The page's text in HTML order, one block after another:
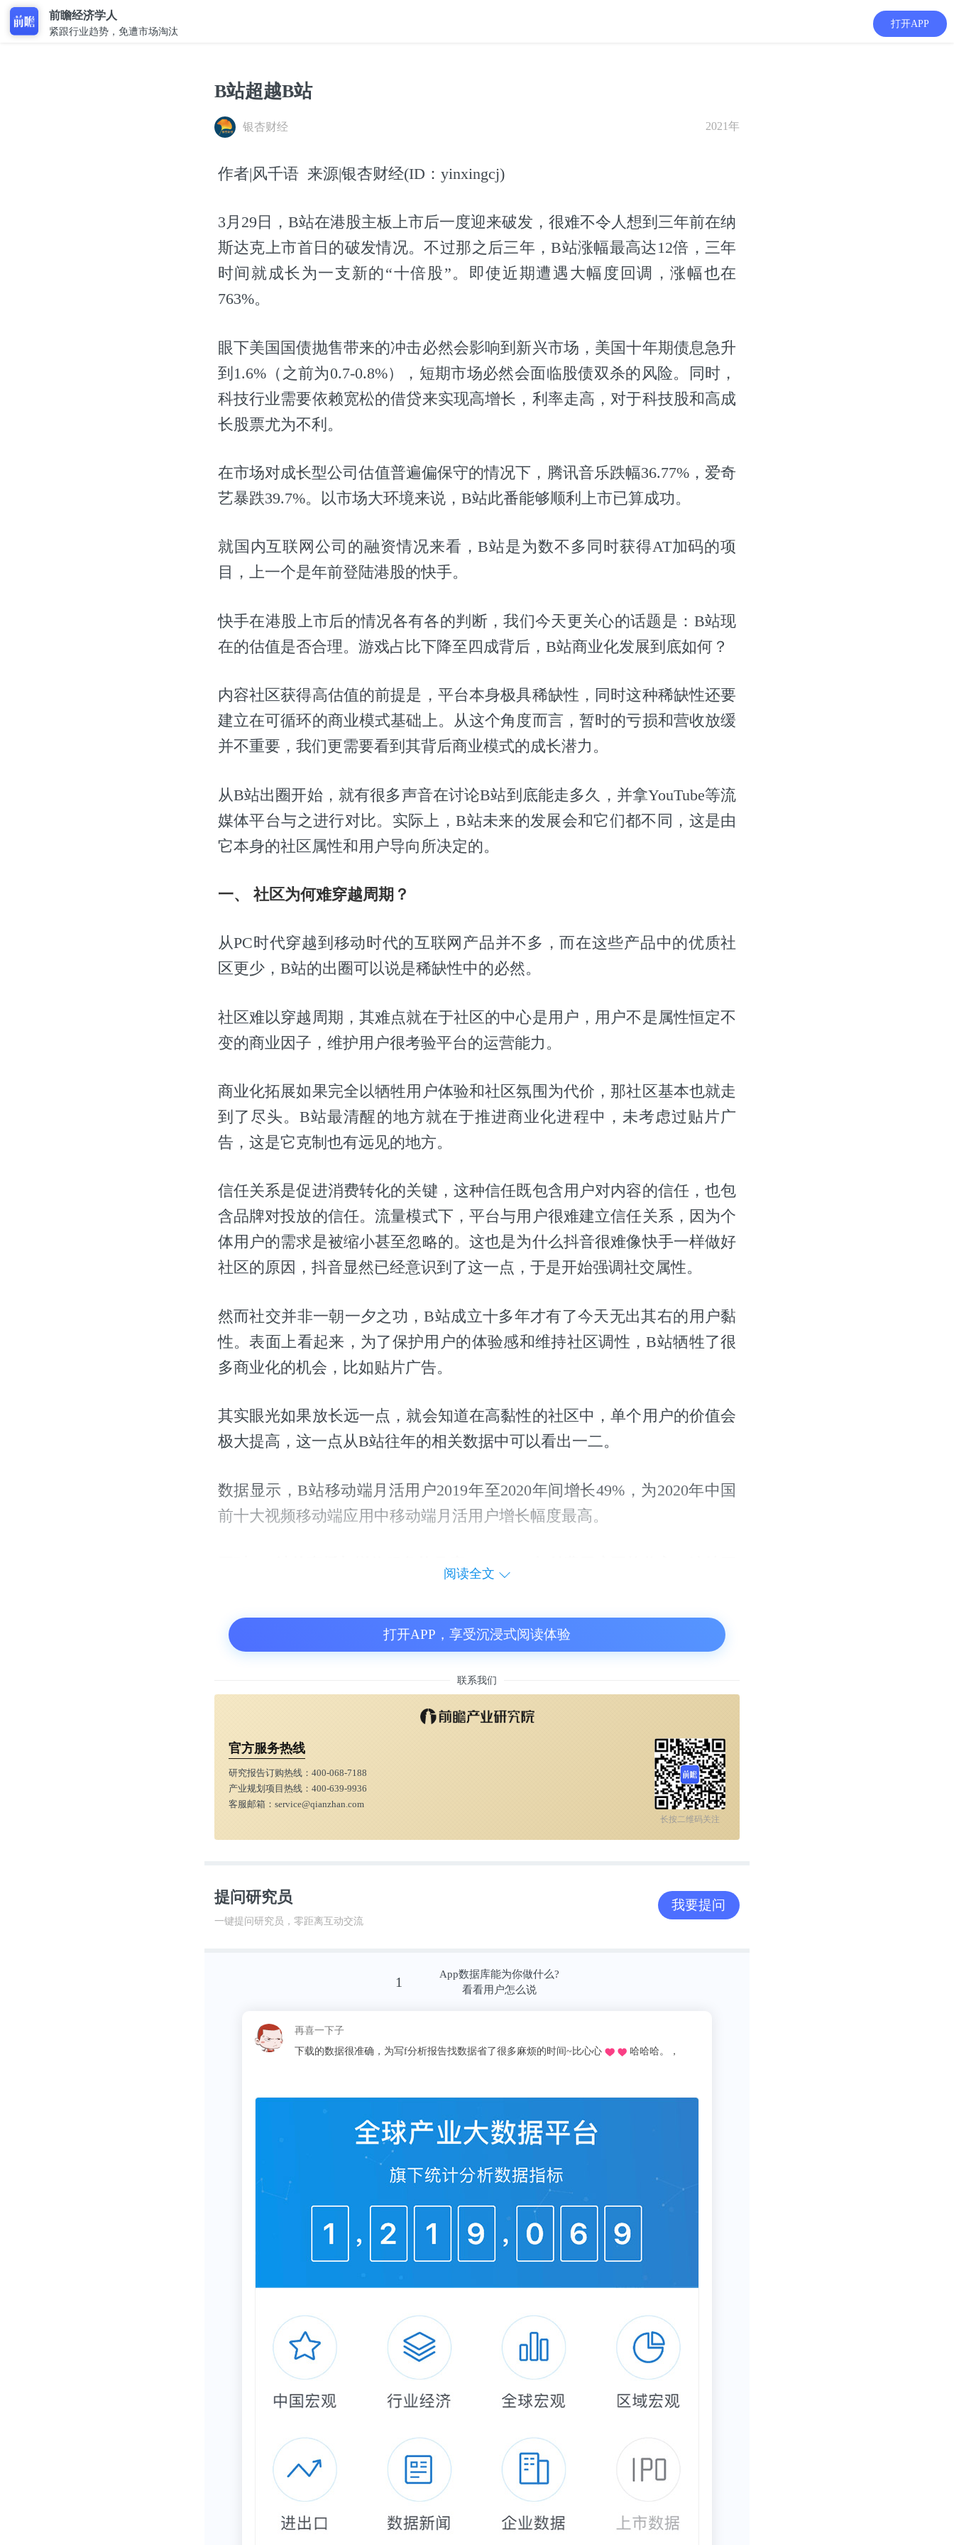
前瞻经济学人
紧跟行业趋势，免遭市场淘汰
打开APP
B站超越B站
银杏财经 2021年
作者|风千语 来源|银杏财经(ID：yinxingcj)
3月29日，B站在港股主板上市后一度迎来破发，很难不令人想到三年前在纳
斯达克上市首日的破发情况。不过那之后三年，B站涨幅最高达12倍，三年
时间就成长为一支新的“十倍股”。即使近期遭遇大幅度回调，涨幅也在
763%。
眼下美国国债抛售带来的冲击必然会影响到新兴市场，美国十年期债息急升
到1.6%（之前为0.7-0.8%），短期市场必然会面临股债双杀的风险。同时，
科技行业需要依赖宽松的借贷来实现高增长，利率走高，对于科技股和高成
长股票尤为不利。
在市场对成长型公司估值普遍偏保守的情况下，腾讯音乐跌幅36.77%，爱奇
艺暴跌39.7%。以市场大环境来说，B站此番能够顺利上市已算成功。
就国内互联网公司的融资情况来看，B站是为数不多同时获得AT加码的项
目，上一个是年前登陆港股的快手。
快手在港股上市后的情况各有各的判断，我们今天更关心的话题是：B站现
在的估值是否合理。游戏占比下降至四成背后，B站商业化发展到底如何？
内容社区获得高估值的前提是，平台本身极具稀缺性，同时这种稀缺性还要
建立在可循环的商业模式基础上。从这个角度而言，暂时的亏损和营收放缓
并不重要，我们更需要看到其背后商业模式的成长潜力。
从B站出圈开始，就有很多声音在讨论B站到底能走多久，并拿YouTube等流
媒体平台与之进行对比。实际上，B站未来的发展会和它们都不同，这是由
它本身的社区属性和用户导向所决定的。
一、 社区为何难穿越周期？
从PC时代穿越到移动时代的互联网产品并不多，而在这些产品中的优质社
区更少，B站的出圈可以说是稀缺性中的必然。
社区难以穿越周期，其难点就在于社区的中心是用户，用户不是属性恒定不
变的商业因子，维护用户很考验平台的运营能力。
商业化拓展如果完全以牺牲用户体验和社区氛围为代价，那社区基本也就走
到了尽头。B站最清醒的地方就在于推进商业化进程中，未考虑过贴片广
告，这是它克制也有远见的地方。
信任关系是促进消费转化的关键，这种信任既包含用户对内容的信任，也包
含品牌对投放的信任。流量模式下，平台与用户很难建立信任关系，因为个
体用户的需求是被缩小甚至忽略的。这也是为什么抖音很难像快手一样做好
社区的原因，抖音显然已经意识到了这一点，于是开始强调社交属性。
然而社交并非一朝一夕之功，B站成立十多年才有了今天无出其右的用户黏
性。表面上看起来，为了保护用户的体验感和维持社区调性，B站牺牲了很
多商业化的机会，比如贴片广告。
其实眼光如果放长远一点，就会知道在高黏性的社区中，单个用户的价值会
极大提高，这一点从B站往年的相关数据中可以看出一二。
数据显示，B站移动端月活用户2019年至2020年间增长49%，为2020年中国
前十大视频移动端应用中移动端月活用户增长幅度最高。
同时，B站的直播与增值服务的月度ARPPU（每付费用户平均收入）连续三
在B站最新一季的财报电话会议上，B站副董事长兼COO李旎针对分析师提
出的广告商业化问题，给出了清晰的方向：ad load(广告加载率)还是会保持
收增速从2019年的76%提升到了2020年的126%。这在当下的广告市场，显得
人。2018-2020年，B站分别实现营收41.29亿元、67.78亿元、120亿元，2020
年全年营收同比增长了77.04%。
在B站之前，我们都以为商业化和社区氛围是个两难全的事，不过根据B站
近几年的探索，理想没有那么遥不可及。不管是出于主动或被动，短期抑或
长期的考虑，就目前来看，B站在把控这根平衡木时是很费心思的，它可以
牺牲短期利益（持续亏损），进而谋取长期效益。
二 、从用户看B站的天花板
虽是机遇，但真正能把视频做好的平台并不多。以知识科普视频为例，大家
首先想到的还是B站学习区，究其原因，在于用户和社区属性。
早在三年前，B站CEO陈睿就谈过一个问题，B站不是面向年龄段的产品，
而是面向用户的产品。在B站的内容推荐机制中，播放量的权重并不高，权
交需求，同时又是进行消费转化的一大动力。
阅读全文
打开APP，享受沉浸式阅读体验
联系我们
官方服务热线
研究报告订购热线：400-068-7188
产业规划项目热线：400-639-9936
客服邮箱：service@qianzhan.com
长按二维码关注
提问研究员
一键提问研究员，零距离互动交流
我要提问
1
App数据库能为你做什么?
看看用户怎么说
这昵称我pick了
同学推荐的o，不用去图书馆在宿舍就可以看文献写论文啦，再也不用早起去扒位23333